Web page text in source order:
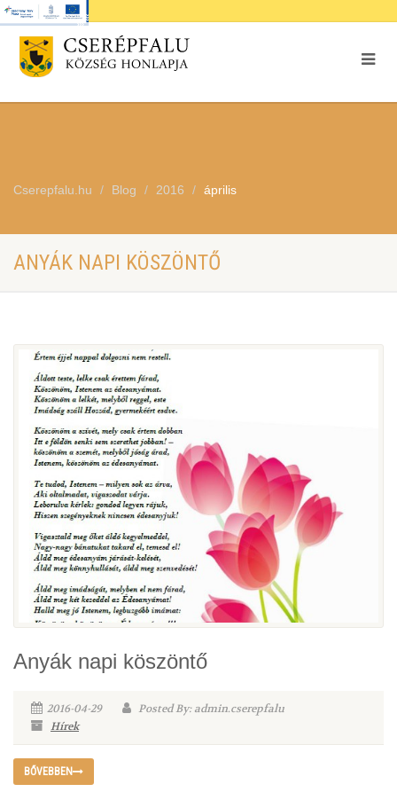
Cserepfalu.hu Blog 2016 április
ANYÁK NAPI KÖSZÖNTŐ
Anyák napi köszöntő
2016-04-29
Posted By: admin.cserepfalu
Hírek
BŐVEBBEN